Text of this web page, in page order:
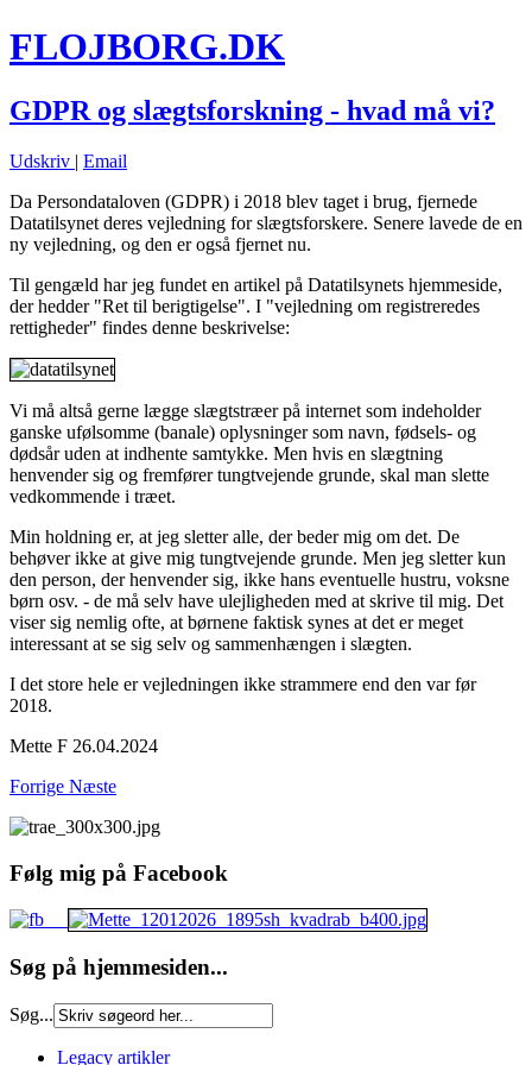
FLOJBORG.DK
GDPR og slægtsforskning - hvad må vi?
Udskriv | Email
Da Persondataloven (GDPR) i 2018 blev taget i brug, fjernede
Datatilsynet deres vejledning for slægtsforskere. Senere lavede de en
ny vejledning, og den er også fjernet nu.
Til gengæld har jeg fundet en artikel på Datatilsynets hjemmeside,
der hedder "Ret til berigtigelse". I "vejledning om registreredes
rettigheder" findes denne beskrivelse:
Vi må altså gerne lægge slægtstræer på internet som indeholder
ganske ufølsomme (banale) oplysninger som navn, fødsels- og
dødsår uden at indhente samtykke. Men hvis en slægtning
henvender sig og fremfører tungtvejende grunde, skal man slette
vedkommende i træet.
Min holdning er, at jeg sletter alle, der beder mig om det. De
behøver ikke at give mig tungtvejende grunde. Men jeg sletter kun
den person, der henvender sig, ikke hans eventuelle hustru, voksne
børn osv. - de må selv have ulejligheden med at skrive til mig. Det
viser sig nemlig ofte, at børnene faktisk synes at det er meget
interessant at se sig selv og sammenhængen i slægten.
I det store hele er vejledningen ikke strammere end den var før
2018.
Mette F 26.04.2024
Forrige Næste
Følg mig på Facebook
Søg på hjemmesiden...
Søg...
Legacy artikler